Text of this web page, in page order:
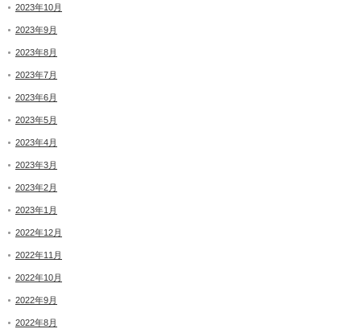
2023年10月
2023年9月
2023年8月
2023年7月
2023年6月
2023年5月
2023年4月
2023年3月
2023年2月
2023年1月
2022年12月
2022年11月
2022年10月
2022年9月
2022年8月